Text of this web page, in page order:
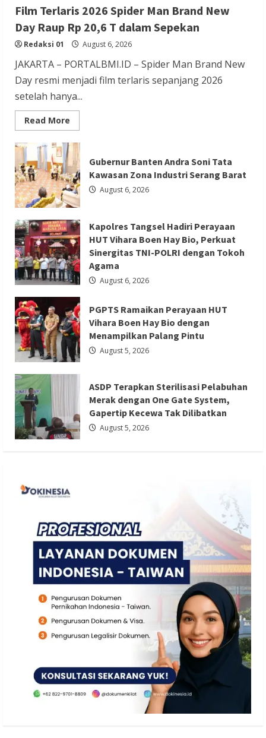
Berita Trending
Kapolres Tangsel Hadiri Perayaan HUT
Vihara Boen Hay Bio, Perkuat Sinergitas
TNI-POLRI dengan Tokoh Agama
Redaksi 01 August 6, 2026
Berita Agama
Berita Sosial dan Budaya
Berita Trending
PGPTS Ramaikan Perayaan HUT Vihara
Boen Hay Bio dengan Menampilkan
Palang Pintu
Redaksi 01 August 5, 2026
Berita Ekonomi dan Bisnis
Berita Nasional
Berita Trending
ASDP Terapkan Sterilisasi Pelabuhan
Merak dengan One Gate System,
Gapertip Kecewa Tak Dilibatkan
Redaksi 01 August 5, 2026
Film Terlaris 2026 Spider Man Brand New
Day Raup Rp 20,6 T dalam Sepekan
Redaksi 01 August 6, 2026
JAKARTA – PORTALBMI.ID – Spider Man Brand New
Day resmi menjadi film terlaris sepanjang 2026
setelah hanya...
Read More
more
Film
Terlaris
2026
Spider
Man
Brand
New
Day
Raup
Rp
20,6
T
dalam
Sepekan
Gubernur Banten Andra Soni Tata
Kawasan Zona Industri Serang Barat
August 6, 2026
Kapolres Tangsel Hadiri Perayaan
HUT Vihara Boen Hay Bio, Perkuat
Sinergitas TNI-POLRI dengan Tokoh
Agama
August 6, 2026
PGPTS Ramaikan Perayaan HUT
Vihara Boen Hay Bio dengan
Menampilkan Palang Pintu
August 5, 2026
ASDP Terapkan Sterilisasi Pelabuhan
Merak dengan One Gate System,
Gapertip Kecewa Tak Dilibatkan
August 5, 2026